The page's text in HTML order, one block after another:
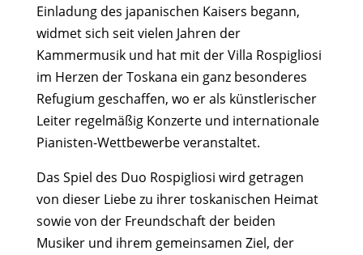
Einladung des japanischen Kaisers begann,
widmet sich seit vielen Jahren der
Kammermusik und hat mit der Villa Rospigliosi
im Herzen der Toskana ein ganz besonderes
Refugium geschaffen, wo er als künstlerischer
Leiter regelmäßig Konzerte und internationale
Pianisten-Wettbewerbe veranstaltet.
Das Spiel des Duo Rospigliosi wird getragen
von dieser Liebe zu ihrer toskanischen Heimat
sowie von der Freundschaft der beiden
Musiker und ihrem gemeinsamen Ziel, der